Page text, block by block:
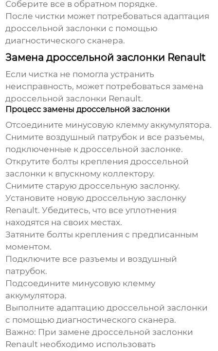
Соберите все в обратном порядке.
После чистки может потребоваться адаптация
дроссельной заслонки с помощью
диагностического сканера.
Замена дроссельной заслонки Renault
Если чистка не помогла устранить
неисправность, может потребоваться замена
дроссельной заслонки Renault.
Процесс замены дроссельной заслонки
Отсоедините минусовую клемму аккумулятора.
Снимите воздушный патрубок и все разъемы,
подключенные к дроссельной заслонке.
Открутите болты крепления дроссельной
заслонки к впускному коллектору.
Снимите старую дроссельную заслонку.
Установите новуюдроссельную заслонку
Renault. Убедитесь, что все уплотнения
находятся на своих местах.
Затяните болты крепления с предписанным
моментом.
Подключите все разъемы и воздушный
патрубок.
Подсоедините минусовую клемму
аккумулятора.
Выполните адаптацию дроссельной заслонки
с помощью диагностического сканера.
Важно: При заменедроссельной заслонки
Renault необходимо использовать